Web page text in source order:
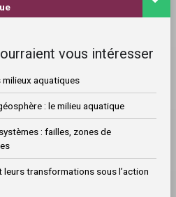
vous intéresser
milieux aquatiques
: le milieu aquatique
: failles, zones de
leurs transformations sous l’action